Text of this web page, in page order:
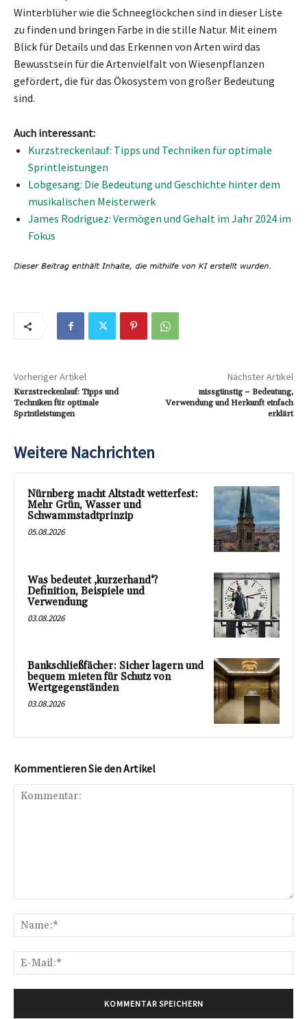
Winterblüher wie die Schneeglöckchen sind in dieser Liste
zu finden und bringen Farbe in die stille Natur. Mit einem
Blick für Details und das Erkennen von Arten wird das
Bewusstsein für die Artenvielfalt von Wiesenpflanzen
gefördert, die für das Ökosystem von großer Bedeutung
sind.
Auch interessant:
Kurzstreckenlauf: Tipps und Techniken für optimale
Sprintleistungen
Lobgesang: Die Bedeutung und Geschichte hinter dem
musikalischen Meisterwerk
James Rodriguez: Vermögen und Gehalt im Jahr 2024 im
Fokus
Vorheriger Artikel
Kurzstreckenlauf: Tipps und
Techniken für optimale
Sprintleistungen
Nächster Artikel
missgünstig – Bedeutung,
Verwendung und Herkunft einfach
erklärt
Weitere Nachrichten
Nürnberg macht Altstadt wetterfest:
Mehr Grün, Wasser und
Schwammstadtprinzip
05.08.2026
Was bedeutet ‚kurzerhand‘?
Definition, Beispiele und
Verwendung
03.08.2026
Bankschließfächer: Sicher lagern und
bequem mieten für Schutz von
Wertgegenständen
03.08.2026
Kommentieren Sie den Artikel